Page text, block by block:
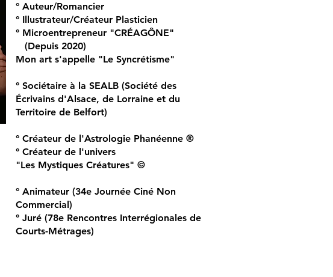
° Auteur/Romancier
° Illustrateur/Créateur Plasticien
° Microentrepreneur "CRÉAGÔNE"
(Depuis 2020)
Mon art s'appelle "Le Syncrétisme"
° Sociétaire à la SEALB (Société des
Écrivains d'Alsace, de Lorraine et du
Territoire de Belfort)
° Créateur de l'Astrologie Phanéenne ®
° Créateur de l'univers
"Les Mystiques Créatures" ©
° Animateur (34e Journée Ciné Non
Commercial)
° Juré (78e Rencontres Interrégionales de
Courts-Métrages)